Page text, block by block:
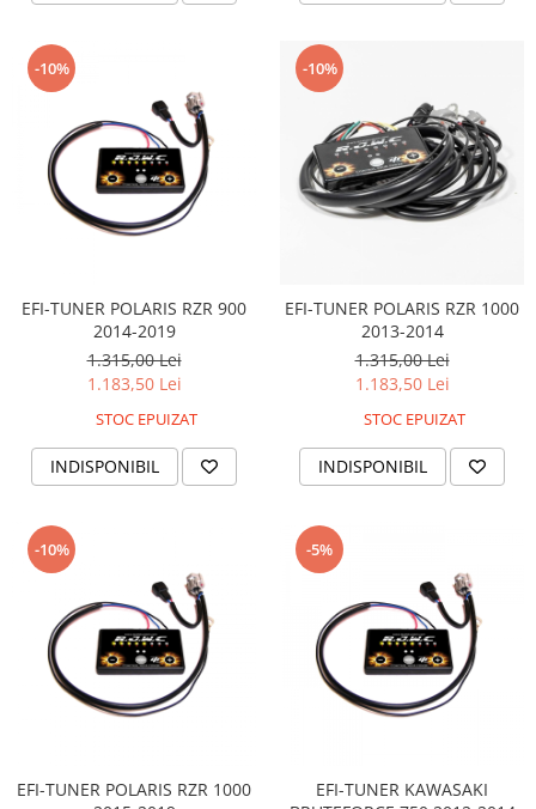
-10%
EFI-TUNER POLARIS RZR 900
2014-2019
1.315,00 Lei
1.183,50 Lei
STOC EPUIZAT
INDISPONIBIL
-10%
EFI-TUNER POLARIS RZR 1000
2013-2014
1.315,00 Lei
1.183,50 Lei
STOC EPUIZAT
INDISPONIBIL
-10%
EFI-TUNER POLARIS RZR 1000
-5%
EFI-TUNER KAWASAKI